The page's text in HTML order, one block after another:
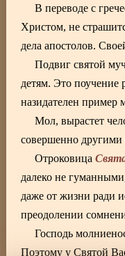
В переводе с
Христом, не
дела апостолов.
Подвиг святой
детям. Это поучение
назидателен пример
Мол, вырастет
совершенно
Отроковица
далеко не
даже от жизни ради
преодолении
Господь
Поэтому у Святой